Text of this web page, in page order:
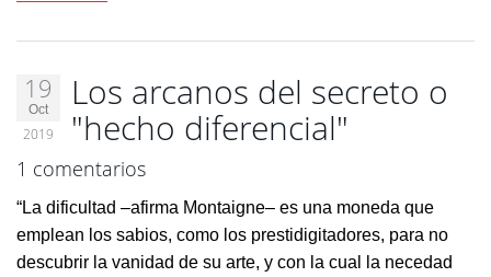
19
Oct
2019
Los arcanos del secreto o
"hecho diferencial"
1 comentarios
“La dificultad –afirma Montaigne– es una moneda que
emplean los sabios, como los prestidigitadores, para no
descubrir la vanidad de su arte, y con la cual la necedad